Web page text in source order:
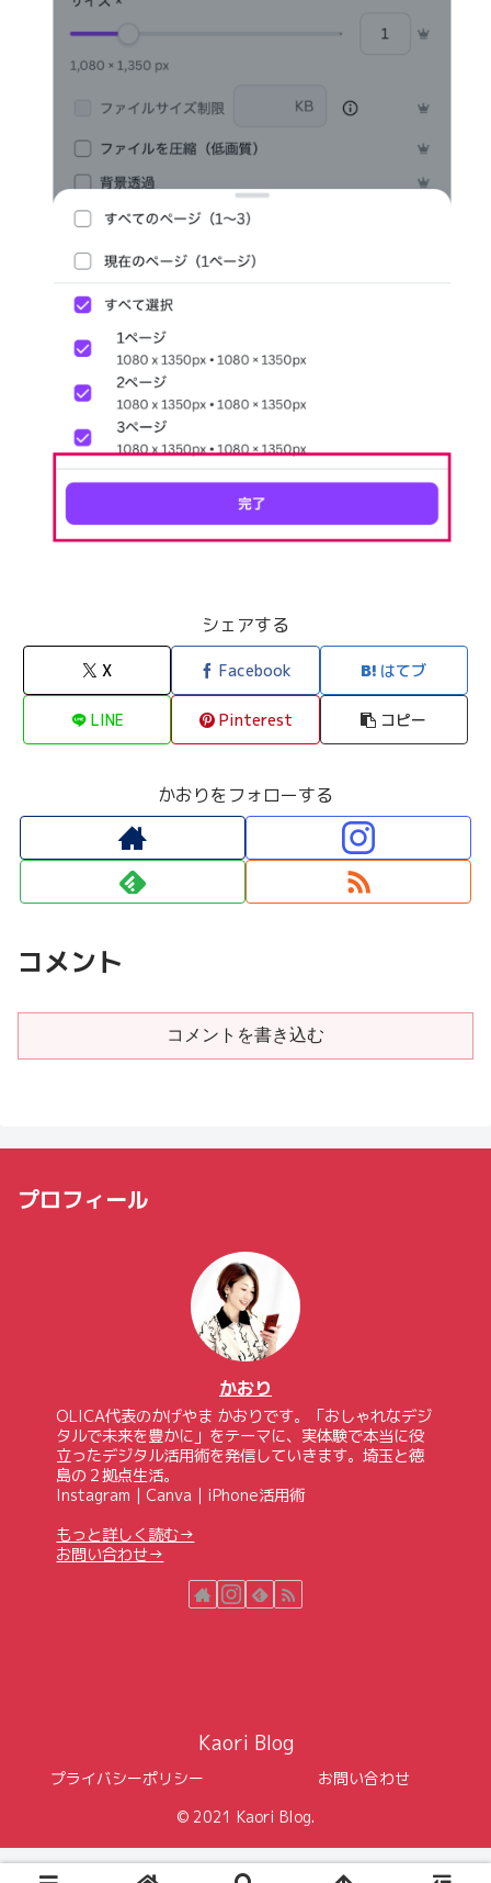
シェアする
X Facebook はてブ
LINE Pinterest コピー
かおりをフォローする
コメント
コメントを書き込む
プロフィール
かおり
OLICA代表のかげやま かおりです。「おしゃれなデジ
タルで未来を豊かに」をテーマに、実体験で本当に役
立ったデジタル活用術を発信していきます。埼玉と徳
島の２拠点生活。
Instagram｜Canva｜iPhone活用術
もっと詳しく読む→
お問い合わせ→
Kaori Blog
プライバシーポリシー
お問い合わせ
© 2021 Kaori Blog.